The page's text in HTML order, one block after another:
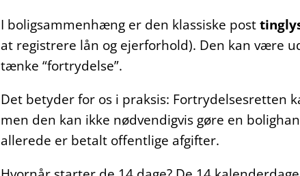
I boligsammenhæng er den klassiske post
at registrere lån og ejerforhold). Den kan være
tænke “fortrydelse”.
Det betyder for os i praksis: Fortrydelsesretten
men den kan ikke nødvendigvis gøre en
allerede er betalt offentlige afgifter.